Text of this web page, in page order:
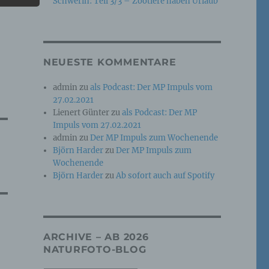
NEUESTE KOMMENTARE
admin zuals Podcast: Der MP Impuls vom
27.02.2021
Lienert Günterzuals Podcast: Der MP
Impuls vom 27.02.2021
admin zuDer MP Impuls zum Wochenende
Björn HarderzuDer MP Impuls zum
Wochenende
Björn HarderzuAb sofort auch auf Spotify
ARCHIVE – AB 2026
NATURFOTO-BLOG